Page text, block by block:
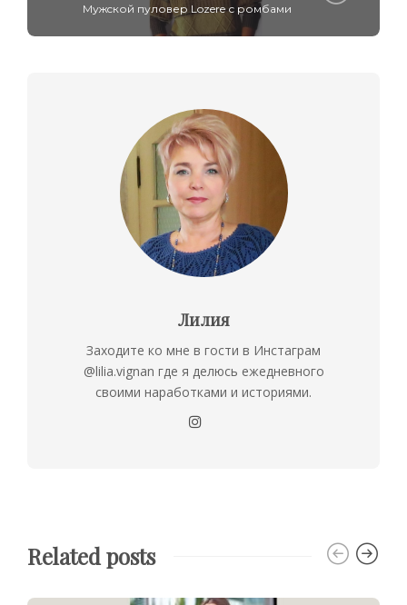
Мужcкой пуловер Lozere с ромбами
Лилия
Заходите ко мне в гости в Инстаграм
@lilia.vignan где я делюсь ежедневного
своими наработками и историями.
Related posts